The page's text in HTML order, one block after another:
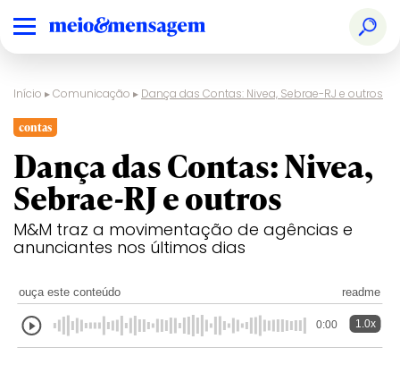
Início ▸Comunicação ▸ Dança das Contas: Nivea, Sebrae-RJ e outros
contas
Dança das Contas: Nivea,
Sebrae-RJ e outros
M&M traz a movimentação de agências e
anunciantes nos últimos dias
ouça este conteúdo readme
0:00 1.0x